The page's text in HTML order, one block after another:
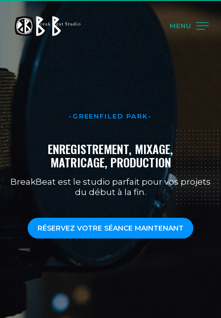
MENU
ENREGISTREMENT, MIXAGE,
MATRICAGE, PRODUCTION
-GREENFILED PARK-
BreakBeat est le studio parfait pour vos projets
du début à la fin.
RÉSERVEZ VOTRE SÉANCE MAINTENANT